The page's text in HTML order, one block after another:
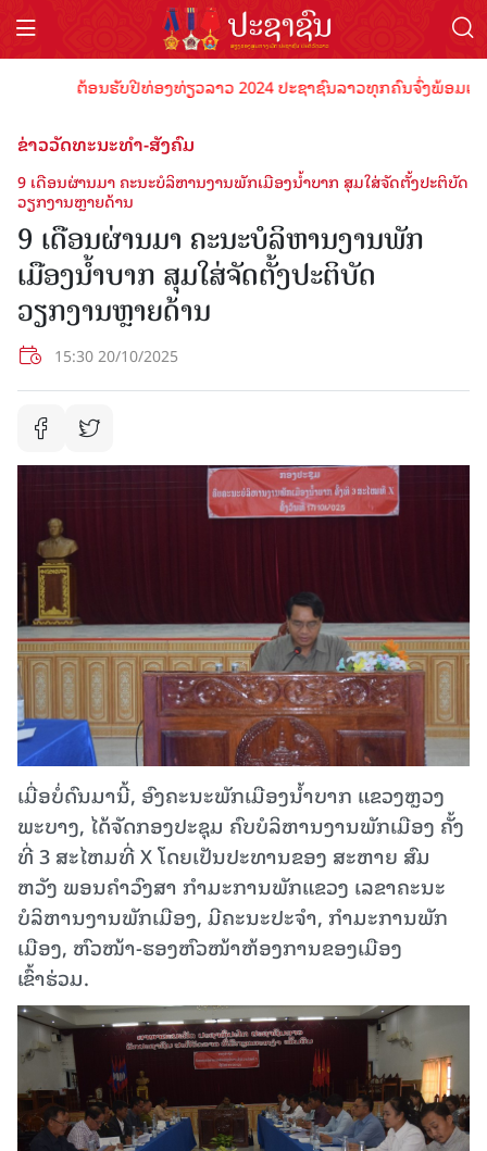
ຕ້ອນຮັບປີທ່ອງທ່ຽວລາວ 2024 ປະຊາຊົນລາວທຸກຄົນຈົ່ງພ້ອມເປັ
ຂ່າວວັດທະນະທຳ-ສັງຄົມ
9 ເດືອນຜ່ານມາ ຄະນະບໍລິຫານງານພັກເມືອງນໍ້າບາກ ສຸມໃສ່ຈັດຕັ້ງປະຕິບັດ
ວຽກງານຫຼາຍດ້ານ
9 ເດືອນຜ່ານມາ ຄະນະບໍລິຫານງານພັກ
ເມືອງນໍ້າບາກ ສຸມໃສ່ຈັດຕັ້ງປະຕິບັດ
ວຽກງານຫຼາຍດ້ານ
15:30 20/10/2025
ເມື່ອບໍ່ດົນມານີ້, ອົງຄະນະພັກເມືອງນໍ້າບາກ ແຂວງຫຼວງ
ພະບາງ, ໄດ້ຈັດກອງປະຊຸມ ຄົບບໍລິຫານງານພັກເມືອງ ຄັ້ງ
ທີ່ 3 ສະໄຫມທີ່ X ໂດຍເປັນປະທານຂອງ ສະຫາຍ ສົມ
ຫວັງ ພອນຄຳວົງສາ ກຳມະການພັກແຂວງ ເລຂາຄະນະ
ບໍລິຫານງານພັກເມືອງ, ມີຄະນະປະຈຳ, ກຳມະການພັກ
ເມືອງ, ຫົວໜ້າ-ຮອງຫົວໜ້າຫ້ອງການຂອງເມືອງ
ເຂົ້າຮ່ວມ.